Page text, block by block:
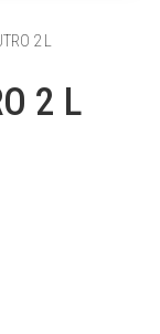
2 L
2 L